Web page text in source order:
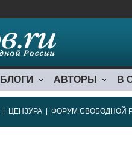
БЛОГИ АВТОРЫ В
ЦЕНЗУРА ФОРУМ СВОБОДНОЙ